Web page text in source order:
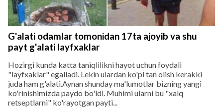
G'alati odamlar tomonidan 17ta ajoyib va shu
payt g'alati layfxaklar
Hozirgi kunda katta taniqlilikni hayot uchun foydali
"layfxaklar" egalladi. Lekin ulardan ko'pi tan olish kerakki
juda ham g'alati.Aynan shunday ma'lumotlar bizning yangi
ko'rinishimizda paydo bo'ldi. Muhimi ularni bu "xalq
retseptlarni" ko'rayotgan payti...